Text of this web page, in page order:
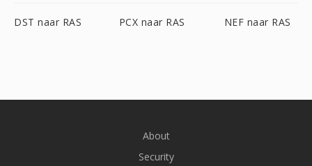
DST naar RAS PCX naar RAS NEF naar RAS
About
Security